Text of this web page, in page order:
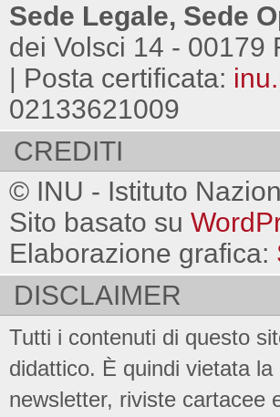
Sede Legale, Sede
dei Volsci 14 - 00179
| Posta certificata:
02133621009
CREDITI
© INU - Istituto
Sito basato su
Elaborazione grafica:
DISCLAIMER
Tutti i contenuti di questo
didattico. È quindi vietata
newsletter, riviste cartacee